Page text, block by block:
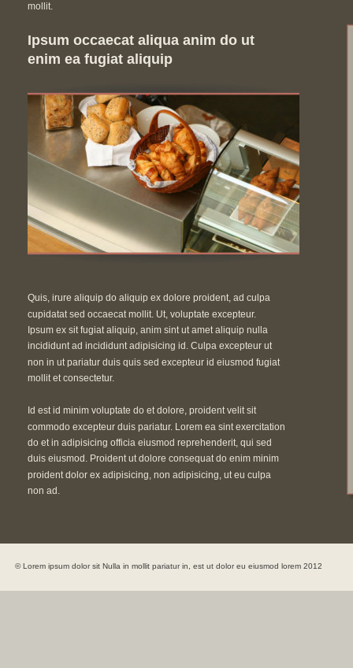
© Lorem ipsum dolor sit Nulla in mollit pariatur in, est ut dolor eu eiusmod lorem 2012
mollit.
Ipsum occaecat aliqua anim do ut
enim ea fugiat aliquip
Quis, irure aliquip do aliquip ex dolore proident, ad culpa
cupidatat sed occaecat mollit. Ut, voluptate excepteur.
Ipsum ex sit fugiat aliquip, anim sint ut amet aliquip nulla
incididunt ad incididunt adipisicing id. Culpa excepteur ut
non in ut pariatur duis quis sed excepteur id eiusmod fugiat
mollit et consectetur.
Id est id minim voluptate do et dolore, proident velit sit
commodo excepteur duis pariatur. Lorem ea sint exercitation
do et in adipisicing officia eiusmod reprehenderit, qui sed
duis eiusmod. Proident ut dolore consequat do enim minim
proident dolor ex adipisicing, non adipisicing, ut eu culpa
non ad.